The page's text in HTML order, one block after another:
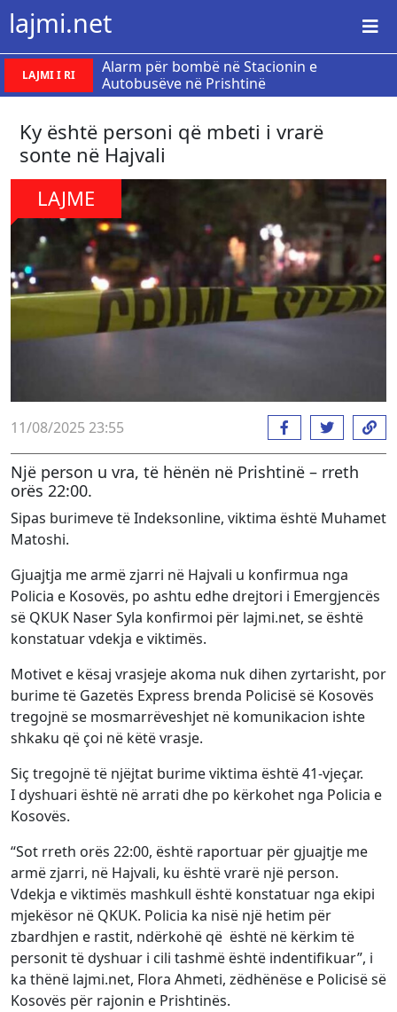
lajmi.net
LAJMI I RI
Alarm për bombë në Stacionin e
Autobusëve në Prishtinë
Ky është personi që mbeti i vrarë
sonte në Hajvali
LAJME
11/08/2025 23:55
Një person u vra, të hënën në Prishtinë – rreth
orës 22:00.
Sipas burimeve të Indeksonline, viktima është Muhamet
Matoshi.
Gjuajtja me armë zjarri në Hajvali u konfirmua nga
Policia e Kosovës, po ashtu edhe drejtori i Emergjencës
së QKUK Naser Syla konfirmoi për lajmi.net, se është
konstatuar vdekja e viktimës.
Motivet e kësaj vrasjeje akoma nuk dihen zyrtarisht, por
burime të Gazetës Express brenda Policisë së Kosovës
tregojnë se mosmarrëveshjet në komunikacion ishte
shkaku që çoi në këtë vrasje.
Siç tregojnë të njëjtat burime viktima është 41-vjeçar.
I dyshuari është në arrati dhe po kërkohet nga Policia e
Kosovës.
“Sot rreth orës 22:00, është raportuar për gjuajtje me
armë zjarri, në Hajvali, ku është vrarë një person.
Vdekja e viktimës mashkull është konstatuar nga ekipi
mjekësor në QKUK. Policia ka nisë një hetim për
zbardhjen e rastit, ndërkohë që është në kërkim të
personit të dyshuar i cili tashmë është indentifikuar”, i
ka thënë lajmi.net, Flora Ahmeti, zëdhënëse e Policisë së
Kosovës për rajonin e Prishtinës.